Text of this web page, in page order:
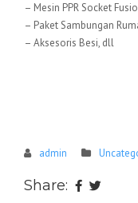
– Mesin PPR Socket
– Paket Sambungan
– Aksesoris Besi, dll
admin
Share: